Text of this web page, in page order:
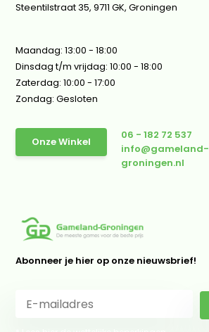
Steentilstraat 35, 9711 GK, Groningen
Maandag: 13:00 - 18:00
Dinsdag t/m vrijdag: 10:00 - 18:00
Zaterdag: 10:00 - 17:00
Zondag: Gesloten
Onze Winkel
06 - 182 72 537
info@gameland-
groningen.nl
Abonneer je hier op onze nieuwsbrief!